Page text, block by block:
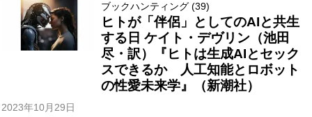
ブックハンティング (39)
ヒトが「伴侶」としてのAIと共生
する日 ケイト・デヴリン（池田
尽・訳）『ヒトは生成AIとセック
スできるか 人工知能とロボット
の性愛未来学』（新潮社）
2023年10月29日